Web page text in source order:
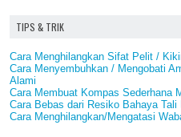
TIPS & TRIK
Cara Menghilangkan Sifat Pelit /
Cara Menyembuhkan / Mengobati
Alami
Cara Membuat Kompas Sederhana
Cara Bebas dari Resiko Bahaya Tali
Cara Menghilangkan/Mengatasi